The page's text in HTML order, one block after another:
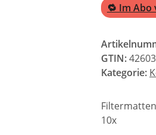
🔁 Im
GTIN:
Kategorie:
10x